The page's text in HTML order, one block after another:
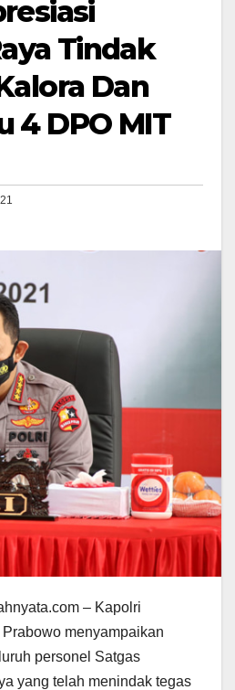
Tindak
Dan
4 DPO MIT
– Kapolri
menyampaikan
personel Satgas
yang telah menindak tegas